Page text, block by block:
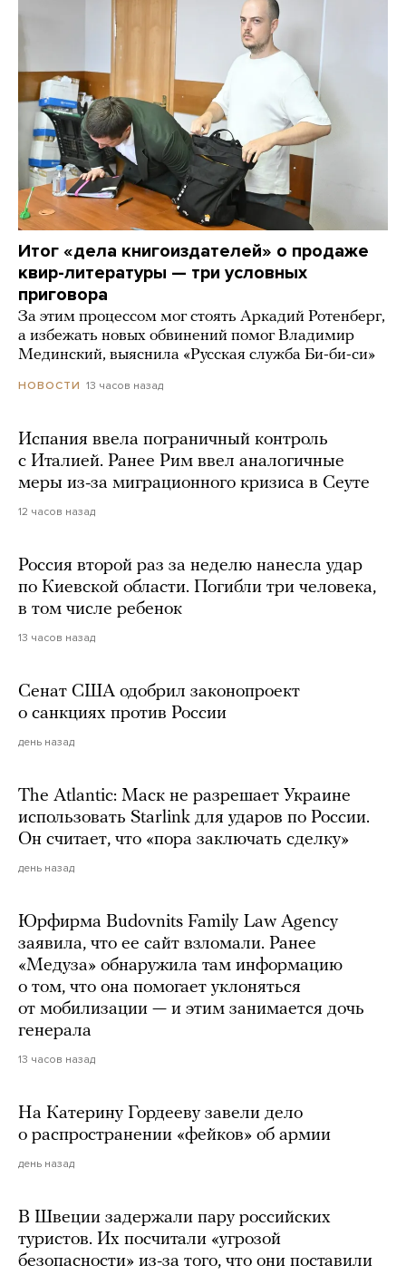
Итог «дела книгоиздателей» о продаже
квир-литературы — три условных
приговора
За этим процессом мог стоять Аркадий Ротенберг,
а избежать новых обвинений помог Владимир
Мединский, выяснила «Русская служба Би-би-си»
НОВОСТИ 13 часов назад
Испания ввела пограничный контроль
с Италией. Ранее Рим ввел аналогичные
меры из-за миграционного кризиса в Сеуте
12 часов назад
Россия второй раз за неделю нанесла удар
по Киевской области. Погибли три человека,
в том числе ребенок
13 часов назад
Сенат США одобрил законопроект
о санкциях против России
день назад
The Atlantic: Маск не разрешает Украине
использовать Starlink для ударов по России.
Он считает, что «пора заключать сделку»
день назад
Юрфирма Budovnits Family Law Agency
заявила, что ее сайт взломали. Ранее
«Медуза» обнаружила там информацию
о том, что она помогает уклоняться
от мобилизации — и этим занимается дочь
генерала
13 часов назад
На Катерину Гордееву завели дело
о распространении «фейков» об армии
день назад
В Швеции задержали пару российских
туристов. Их посчитали «угрозой
безопасности» из-за того, что они поставили